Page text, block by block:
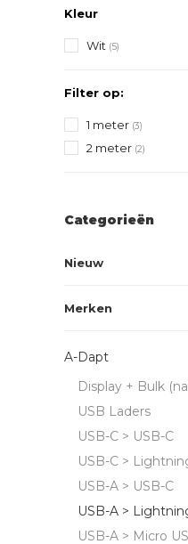
Kleur
Wit (5)
Filter op:
1 meter (3)
2 meter (2)
Categorieën
Nieuw
Merken
A-Dapt
Display + Bulk
USB Laders
USB-C > USB-C
USB-C >
USB-A > USB-C
USB-A >
USB-A > Micro